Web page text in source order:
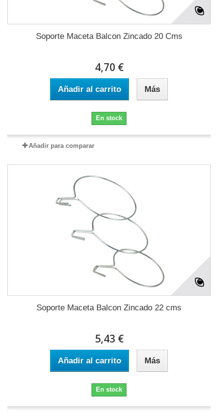
Soporte Maceta Balcon Zincado 20 Cms
4,70 €
Añadir al carrito Más
En stock
Añadir para comparar
Soporte Maceta Balcon Zincado 22 cms
5,43 €
Añadir al carrito Más
En stock